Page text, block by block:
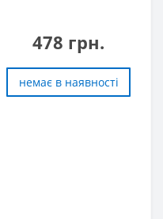
478 грн.
немає в наявностi